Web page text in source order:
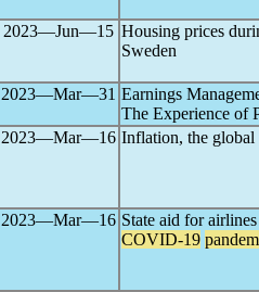
2023―Jun―15 Housing prices
Sweden
2023―Mar―31 Earnings
The Experience of
2023―Mar―16 Inflation, the
2023―Mar―16 State aid for
COVID-19